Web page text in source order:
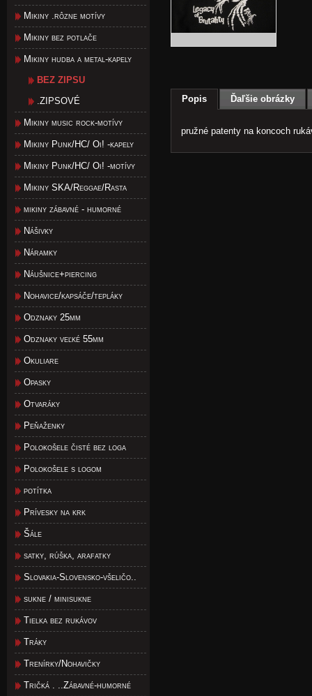
Mikiny .rôzne motívy
Mikiny bez potlače
Mikiny hudba a metal-kapely
BEZ ZIPSU
.ZIPSOVÉ
Mikiny music rock-motívy
Mikiny Punk/HC/ Oi! -kapely
Mikiny Punk/HC/ Oi! -motívy
Mikiny SKA/Reggae/Rasta
mikiny zábavné - humorné
Nášivky
Náramky
Náušnice+piercing
Nohavice/kapsáče/tepláky
Odznaky 25mm
Odznaky veľké 55mm
Okuliare
Opasky
Otvaráky
Peňaženky
Polokošele čisté bez loga
Polokošele s logom
potítka
Prívesky na krk
Šále
satky, rúška, arafatky
Slovakia-Slovensko-všeličo..
sukne / minisukne
Tielka bez rukávov
Tráky
Trenírky/Nohavičky
Tričká . ..Zábavné-humorné
Popis Ďaľšie obrázky
pružné patenty na koncoch